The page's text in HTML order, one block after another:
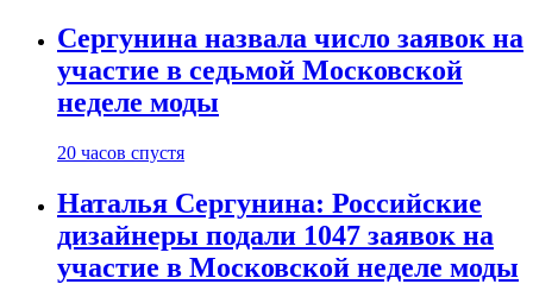
Сергунина назвала число заявок на
участие в седьмой Московской
неделе моды
20 часов спустя
Наталья Сергунина: Российские
дизайнеры подали 1047 заявок на
участие в Московской неделе моды